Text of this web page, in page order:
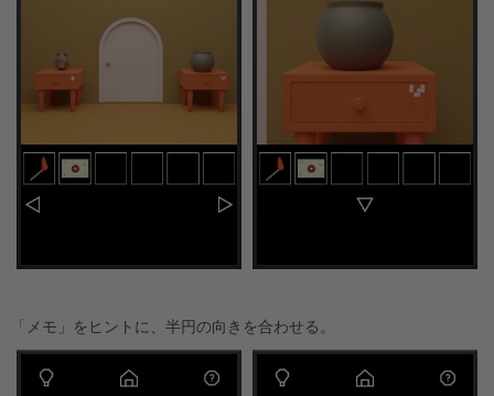
「メモ」をヒントに、半円の向きを合わせる。